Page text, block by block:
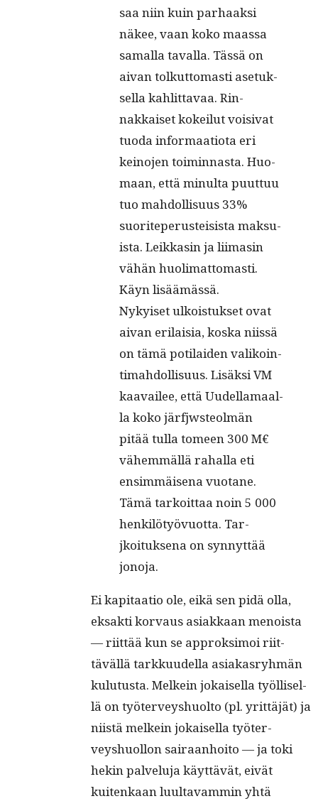
saa niin kuin parhaak­si
näkee, vaan koko maas­sa
samal­la taval­la. Tässä on
aivan tolkut­tomasti ase­tuk­
sel­la kahlit­tavaa. Rin­
nakkaiset kokeilut voisi­vat
tuo­da infor­maa­tio­ta eri
keino­jen toimin­nas­ta. Huo­
maan, että min­ul­ta puut­tuu
tuo mah­dol­lisu­us 33%
suorite­pe­rustei­sista mak­su­
ista. Leikkasin ja liimasin
vähän huoli­mat­tomasti.
Käyn lisäämässä.
Nykyiset ulkois­tuk­set ovat
aivan eri­laisia, kos­ka niis­sä
on tämä poti­laiden valikoin­
timah­dol­lisu­us. Lisäk­si VM
kaavailee, että Uudel­la­maal­
la koko jär­fjw­ste­olmän
pitää tul­la tomeen 300 M€
vähem­mäl­lä rahal­la eti
ensim­mäise­na vuotane.
Tämä tarkoit­taa noin 5 000
henkilö­työvuot­ta. Tar­
jkoituk­se­na on syn­nyt­tää
jonoja.
Ei kap­i­taa­tio ole, eikä sen pidä olla,
eksak­ti kor­vaus asi­akkaan menoista
— riit­tää kun se approksi­moi riit­
täväl­lä tarkku­udel­la asi­akas­ryh­män
kulu­tus­ta. Melkein jokaisel­la työl­lisel­
lä on työter­veyshuolto (pl. yrit­täjät) ja
niistä melkein jokaisel­la työter­
veyshuol­lon sairaan­hoito — ja toki
hekin palvelu­ja käyt­tävät, eivät
kuitenkaan luul­tavam­min yhtä